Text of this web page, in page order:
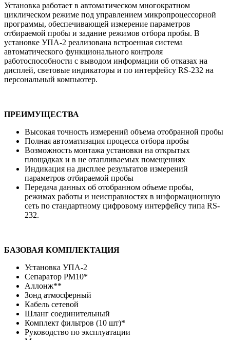
Установка работает в автоматическом многократном
циклическом режиме под управлением микропроцессорной
программы, обеспечивающей измерение параметров
отбираемой пробы и задание режимов отбора пробы. В
установке УПА-2 реализована встроенная система
автоматического функционального контроля
работоспособности с выводом информации об отказах на
дисплей, световые индикаторы и по интерфейсу RS-232 на
персональный компьютер.
ПРЕИМУЩЕСТВА
Высокая точность измерений объема отобранной пробы
Полная автоматизация процесса отбора пробы
Возможность монтажа установки на открытых
площадках и в не отапливаемых помещениях
Индикация на дисплее результатов измерений
параметров отбираемой пробы
Передача данных об отобранном объеме пробы,
режимах работы и неисправностях в информационную
сеть по стандартному цифровому интерфейсу типа RS-
232.
БАЗОВАЯ КОМПЛЕКТАЦИЯ
Установка УПА-2
Сепаратор РМ10*
Аллонж**
Зонд атмосферный
Кабель сетевой
Шланг соединительный
Комплект фильтров (10 шт)*
Руководство по эксплуатации